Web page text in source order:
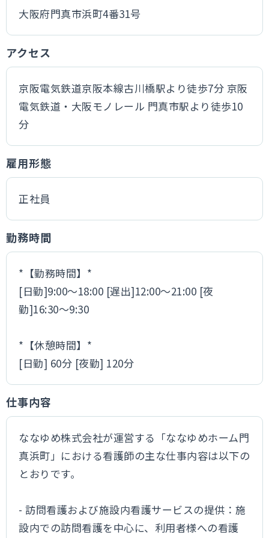
大阪府門真市浜町4番31号
アクセス
京阪電気鉄道京阪本線古川橋駅より徒歩7分 京阪
電気鉄道・大阪モノレール 門真市駅より徒歩10
分
雇用形態
正社員
勤務時間
*【勤務時間】*
[日勤]9:00～18:00 [遅出]12:00～21:00 [夜
勤]16:30～9:30
*【休憩時間】*
[日勤] 60分 [夜勤] 120分
仕事内容
ななゆめ株式会社が運営する「ななゆめホーム門
真浜町」における看護師の主な仕事内容は以下の
とおりです。
- 訪問看護および施設内看護サービスの提供：施
設内での訪問看護を中心に、利用者様への看護